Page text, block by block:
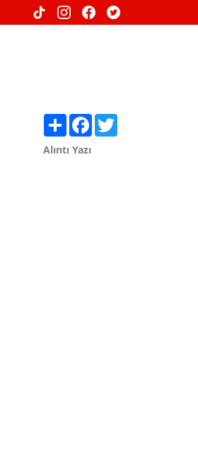
Alıntı Yazı
Share Facebook